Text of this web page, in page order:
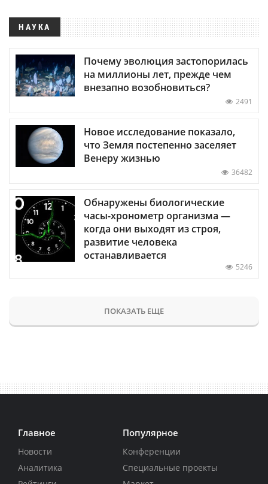
НАУКА
Почему эволюция застопорилась
на миллионы лет, прежде чем
внезапно возобновиться?
2491
Новое исследование показало,
что Земля постепенно заселяет
Венеру жизнью
36482
Обнаружены биологические
часы-хронометр организма —
когда они выходят из строя,
развитие человека
останавливается
5246
ПОКАЗАТЬ ЕЩЕ
Главное
Новости
Аналитика
Популярное
Конференции
Специальные проекты